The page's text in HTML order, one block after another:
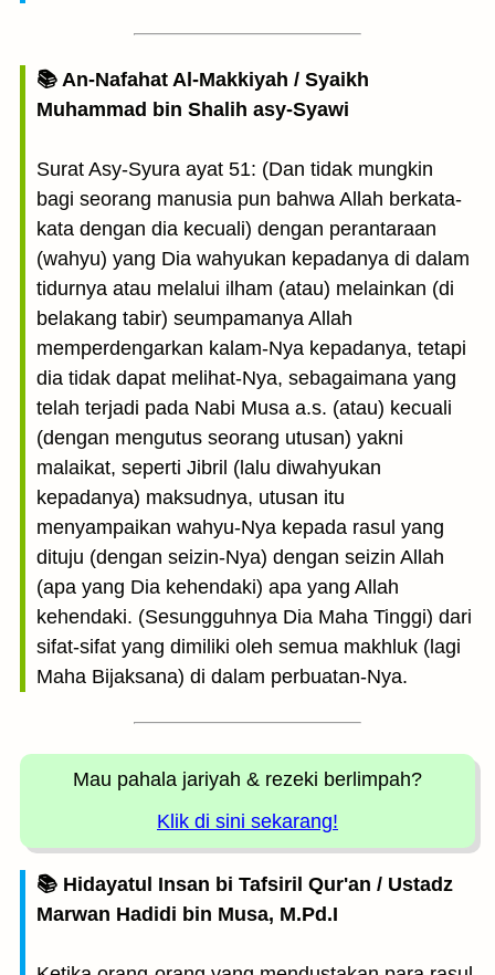
📚 An-Nafahat Al-Makkiyah / Syaikh
Muhammad bin Shalih asy-Syawi
Surat Asy-Syura ayat 51: (Dan tidak mungkin
bagi seorang manusia pun bahwa Allah berkata-
kata dengan dia kecuali) dengan perantaraan
(wahyu) yang Dia wahyukan kepadanya di dalam
tidurnya atau melalui ilham (atau) melainkan (di
belakang tabir) seumpamanya Allah
memperdengarkan kalam-Nya kepadanya, tetapi
dia tidak dapat melihat-Nya, sebagaimana yang
telah terjadi pada Nabi Musa a.s. (atau) kecuali
(dengan mengutus seorang utusan) yakni
malaikat, seperti Jibril (lalu diwahyukan
kepadanya) maksudnya, utusan itu
menyampaikan wahyu-Nya kepada rasul yang
dituju (dengan seizin-Nya) dengan seizin Allah
(apa yang Dia kehendaki) apa yang Allah
kehendaki. (Sesungguhnya Dia Maha Tinggi) dari
sifat-sifat yang dimiliki oleh semua makhluk (lagi
Maha Bijaksana) di dalam perbuatan-Nya.
Mau pahala jariyah & rezeki berlimpah?
Klik di sini sekarang!
📚 Hidayatul Insan bi Tafsiril Qur'an / Ustadz
Marwan Hadidi bin Musa, M.Pd.I